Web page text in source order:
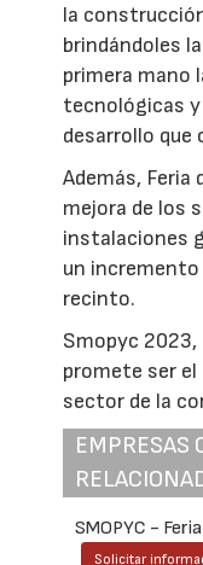
la
brindándoles
primera mano
tecnológicas
desarrollo que
Además, Feria
mejora de los
instalaciones
un incremento
recinto.
Smopyc 2023,
promete ser
sector de la
EMPRESAS
SMOPYC -
Solicitar